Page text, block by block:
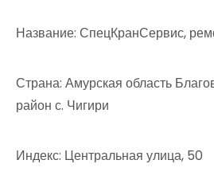
Название: СпецКранСервис,
Страна: Амурская область
район с. Чигири
Индекс: Центральная улица, 50